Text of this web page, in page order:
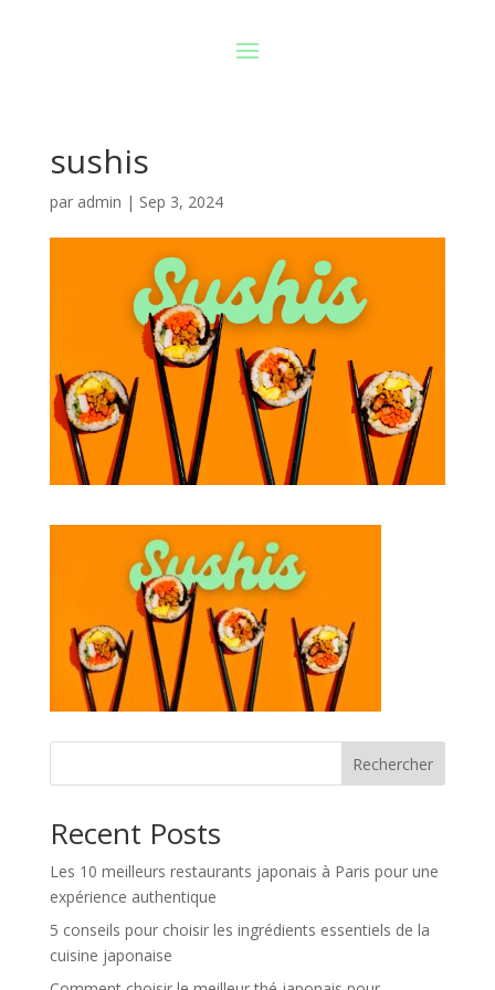
sushis
par admin | Sep 3, 2024
Rechercher
Recent Posts
Les 10 meilleurs restaurants japonais à Paris pour une
expérience authentique
5 conseils pour choisir les ingrédients essentiels de la
cuisine japonaise